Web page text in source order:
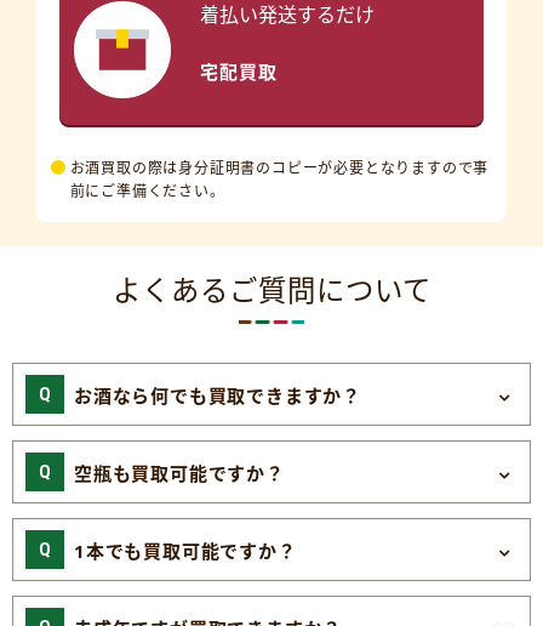
着払い発送するだけ
宅配買取
お酒買取の際は身分証明書のコピーが必要となりますので事
前にご準備ください。
よくあるご質問について
お酒なら何でも買取できますか？
空瓶も買取可能ですか？
1本でも買取可能ですか？